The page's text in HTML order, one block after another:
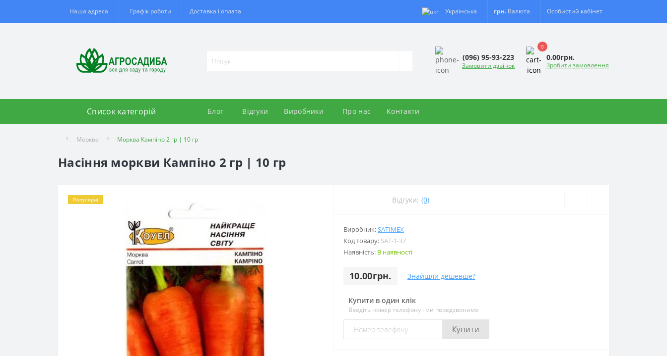
Наша адреса Графік роботи Доставка і оплата Українська грн. Валюта Особистий кабінет
(096) 95-93-223
Замовити дзвінок
0
0.00грн.
Зробити замовлення
Список категорій Блог Відгуки Виробники Про нас Контакти
Морква Морква Кампіно 2 гр | 10 гр
Насіння моркви Кампіно 2 гр | 10 гр
Популярні Відгуки: (0)
Виробник:SATIMEX
Код товару: SAT-1-37
Наявність: В наявності
10.00грн. Знайшли дешевше?
Купити в один клік
Введіть номер телефону і ми передзвонимо
Купити